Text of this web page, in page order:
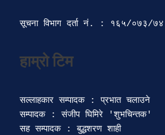
सूचना विभाग दर्ता‍ नं. : १६५/०७३/७४
हाम्रो टिम
सल्लाहकार सम्पादक : प्रभात चलाउने
सम्पादक : संजीप घिमिरे 'शुभचिन्तक'
सह सम्पादक : बुद्धशरण शाही